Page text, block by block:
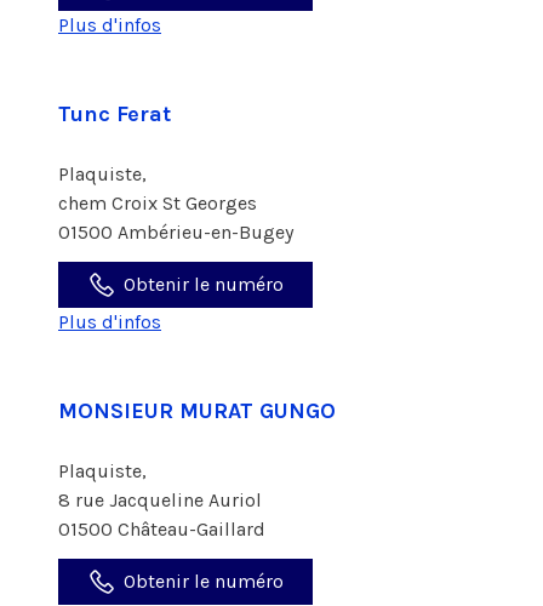
Plus d'infos
Tunc Ferat
Plaquiste,
chem Croix St Georges
01500 Ambérieu-en-Bugey
Obtenir le numéro
Plus d'infos
MONSIEUR MURAT GUNGO
Plaquiste,
8 rue Jacqueline Auriol
01500 Château-Gaillard
Obtenir le numéro